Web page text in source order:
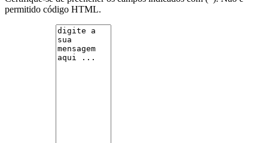
permitido código HTML.